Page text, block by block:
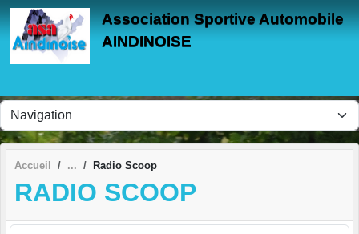
Association Sportive Automobile
AINDINOISE
Accueil Radio Scoop
RADIO SCOOP
Panneau de gestion des cookies